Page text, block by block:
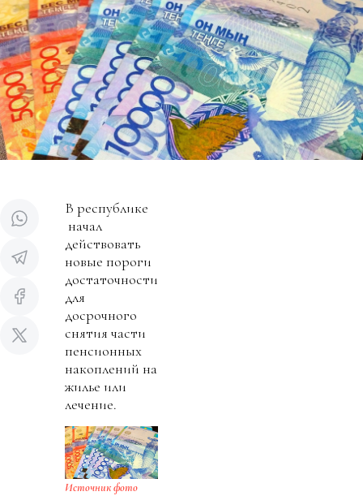
В республике
начал
действовать
новые пороги
достаточности
для
досрочного
снятия части
пенсионных
накоплений на
жилье или
лечение.
Источник фото